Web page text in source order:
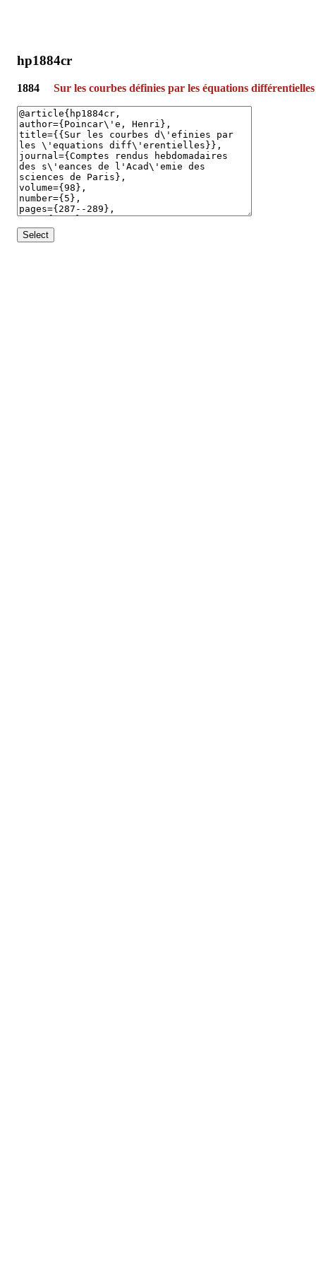
hp1884cr
1884 Sur les courbes définies par les équations différentielles
Select